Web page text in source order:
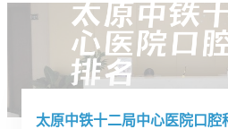
太原中铁十二局中心医院口腔